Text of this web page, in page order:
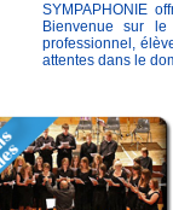
SYMPAPHONIE
Bienvenue sur
professionnel,
attentes dans le